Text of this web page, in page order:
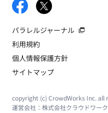
パラレルジャーナル
利用規約
個人情報保護方針
サイトマップ
copyright (c) CrowdWorks Inc. all
運営会社： 株式会社クラウドワー